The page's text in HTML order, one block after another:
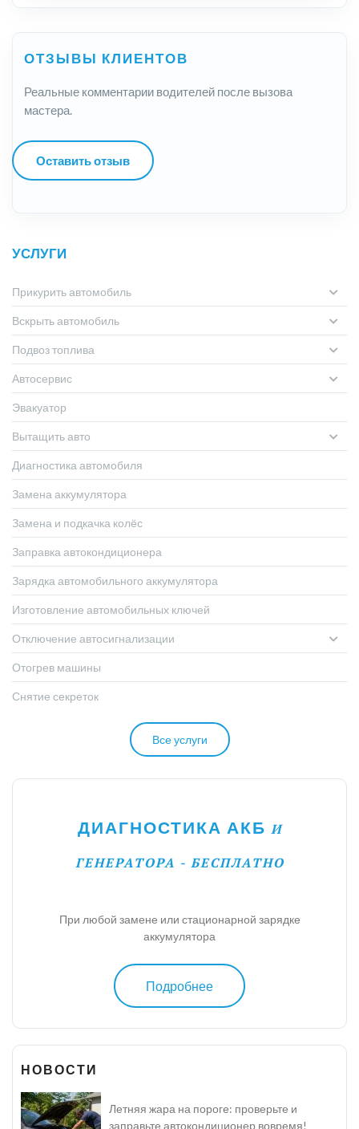
ОТЗЫВЫ КЛИЕНТОВ
Реальные комментарии водителей после вызова
мастера.
Оставить отзыв
УСЛУГИ
Прикурить автомобиль
Вскрыть автомобиль
Подвоз топлива
Автосервис
Эвакуатор
Вытащить авто
Диагностика автомобиля
Замена аккумулятора
Замена и подкачка колёс
Заправка автокондиционера
Зарядка автомобильного аккумулятора
Изготовление автомобильных ключей
Отключение автосигнализации
Отогрев машины
Снятие секреток
Все услуги
ДИАГНОСТИКА АКБ И
ГЕНЕРАТОРА - БЕСПЛАТНО
При любой замене или стационарной зарядке
аккумулятора
Подробнее
НОВОСТИ
Летняя жара на пороге: проверьте и
заправьте автокондиционер вовремя!